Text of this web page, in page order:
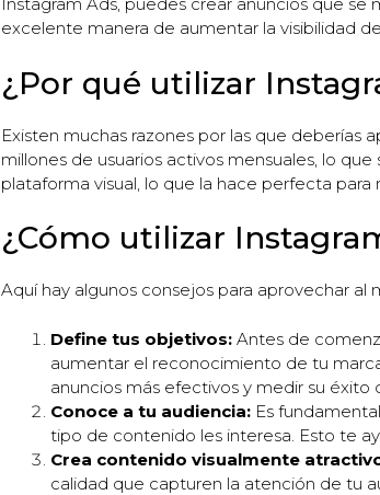
excelente manera de aumentar la visibilidad
¿Por qué utilizar
Existen muchas razones por las que deberías
millones de usuarios activos mensuales, lo
plataforma visual, lo que la hace perfecta
¿Cómo utilizar
Aquí hay algunos consejos para aprovechar
Define tus objetivos: Antes de
aumentar el reconocimiento de tu
anuncios más efectivos y medir su éxito
Conoce a tu audiencia: Es
tipo de contenido les interesa. Esto te
Crea contenido visualmente
calidad que capturen la atención de tu